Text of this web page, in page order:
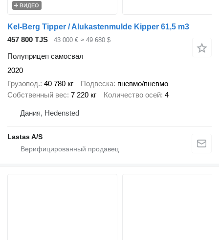
ВИДЕО
Kel-Berg Tipper / Alukastenmulde Kipper 61,5 m3
457 800 TJS
43 000 € ≈ 49 680 $
Полуприцеп самосвал
2020
Грузопод. 40 780 кг Подвеска пневмо/пневмо
Собственный вес 7 220 кг Количество осей 4
Дания, Hedensted
Lastas A/S